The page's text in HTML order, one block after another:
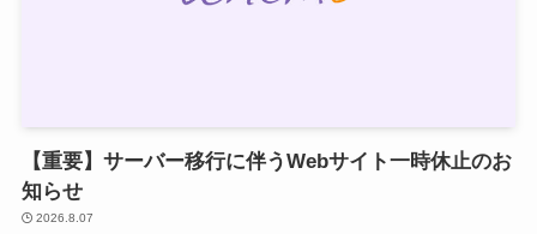
【重要】サーバー移行に伴うWebサイト一時休止のお
知らせ
2026.8.07